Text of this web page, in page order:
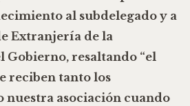
al subdelegado y a
Extranjería de la
Gobierno, resaltando “el
reciben tanto los
nuestra asociación cuando